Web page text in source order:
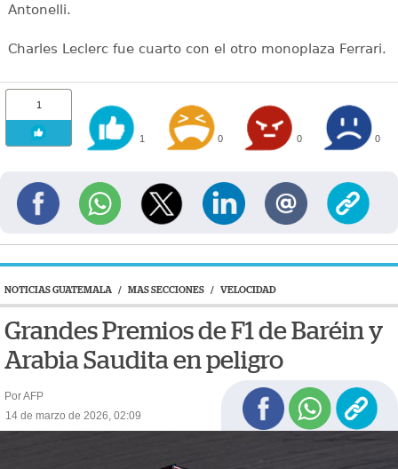
Antonelli.
Charles Leclerc fue cuarto con el otro monoplaza Ferrari.
1
1 0 0 0
NOTICIAS GUATEMALA / MAS SECCIONES / VELOCIDAD
Grandes Premios de F1 de Baréin y
Arabia Saudita en peligro
Por AFP
14 de marzo de 2026, 02:09